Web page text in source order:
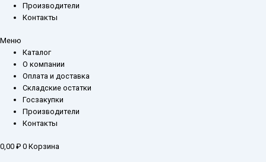
Производители
Контакты
Меню
Каталог
О компании
Оплата и доставка
Складские остатки
Госзакупки
Производители
Контакты
0,00 ₽ 0 Корзина